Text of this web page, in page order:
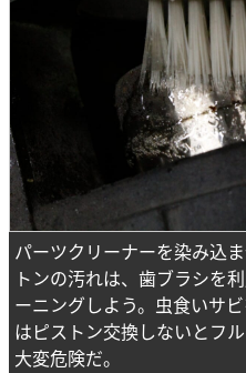
パーツクリーナーを染み込
トンの汚れは、歯ブラシを
ーニングしよう。虫食いサ
はピストン交換しないとフ
大変危険だ。